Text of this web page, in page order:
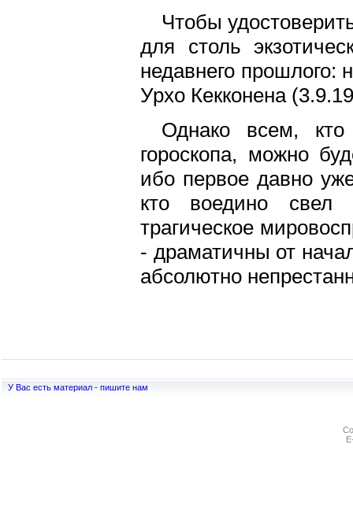
Чтобы
для столь
недавнего прошлого:
Урхо Кекконена
Однако всем,
гороскопа, можно
ибо первое давно
кто воедино свел
трагическое
- драматичны от
абсолютно
У Вас есть материал - пишите нам